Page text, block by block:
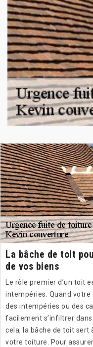
La bâche de toit
de vos biens
Le rôle premier d’un toit
intempéries. Quand
des intempéries ou des
facilement s’infiltrer
cela, la bâche de toit sert
votre toiture. Pour